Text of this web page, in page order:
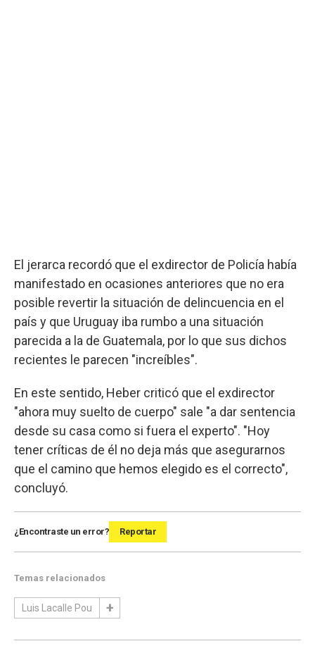
El jerarca recordó que el exdirector de Policía había
manifestado en ocasiones anteriores que no era
posible revertir la situación de delincuencia en el
país y que Uruguay iba rumbo a una situación
parecida a la de Guatemala, por lo que sus dichos
recientes le parecen "increíbles".
En este sentido, Heber criticó que el exdirector
"ahora muy suelto de cuerpo" sale "a dar sentencia
desde su casa como si fuera el experto". "Hoy
tener críticas de él no deja más que asegurarnos
que el camino que hemos elegido es el correcto",
concluyó.
¿Encontraste un error? Reportar
Temas relacionados
Luis Lacalle Pou